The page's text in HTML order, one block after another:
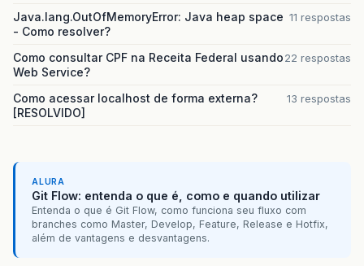
Java.lang.OutOfMemoryError: Java heap space
- Como resolver?
11 respostas
Como consultar CPF na Receita Federal usando
Web Service?
22 respostas
Como acessar localhost de forma externa?
[RESOLVIDO]
13 respostas
ALURA
Git Flow: entenda o que é, como e quando utilizar
Entenda o que é Git Flow, como funciona seu fluxo com
branches como Master, Develop, Feature, Release e Hotfix,
além de vantagens e desvantagens.